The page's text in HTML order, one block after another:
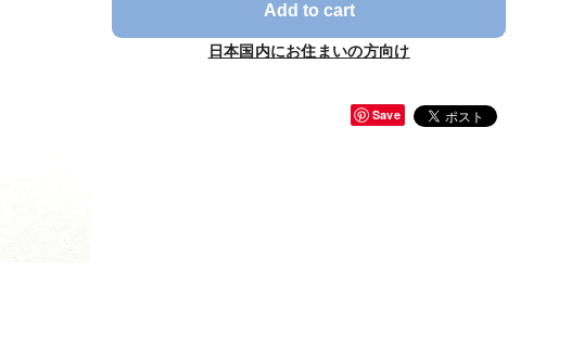
Add to cart
日本国内にお住まいの方向け
Save